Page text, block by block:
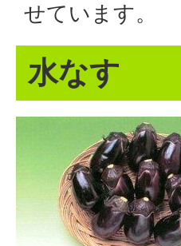
せています。
水なす